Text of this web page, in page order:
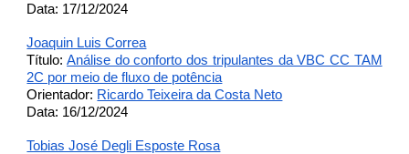
Data: 17/12/2024
Joaquin Luis Correa
Título: Análise do conforto dos tripulantes da VBC CC TAM
2C por meio de fluxo de potência
Orientador: Ricardo Teixeira da Costa Neto
Data: 16/12/2024
Tobias José Degli Esposte Rosa